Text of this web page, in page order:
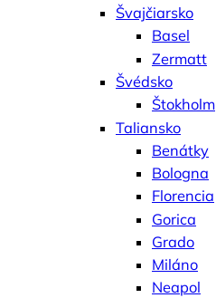
Švajčiarsko
Basel
Zermatt
Švédsko
Štokholm
Taliansko
Benátky
Bologna
Florencia
Gorica
Grado
Miláno
Neapol